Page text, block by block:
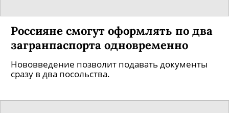
Россияне смогут оформлять по два
загранпаспорта одновременно
Нововведение позволит подавать документы
сразу в два посольства.